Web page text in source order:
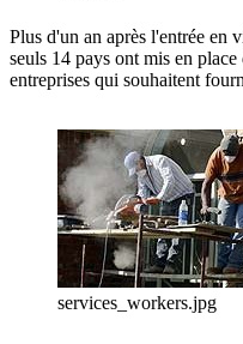
Plus d'un an après l'entrée en
seuls 14 pays ont mis en
entreprises qui souhaitent
services_workers.jpg